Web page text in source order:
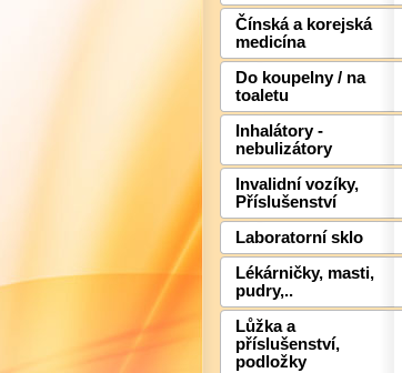
Čínská a korejská
medicína
Do koupelny / na
toaletu
Inhalátory -
nebulizátory
Invalidní vozíky,
Příslušenství
Laboratorní sklo
Lékárničky, masti,
pudry,..
Lůžka a
příslušenství,
podložky